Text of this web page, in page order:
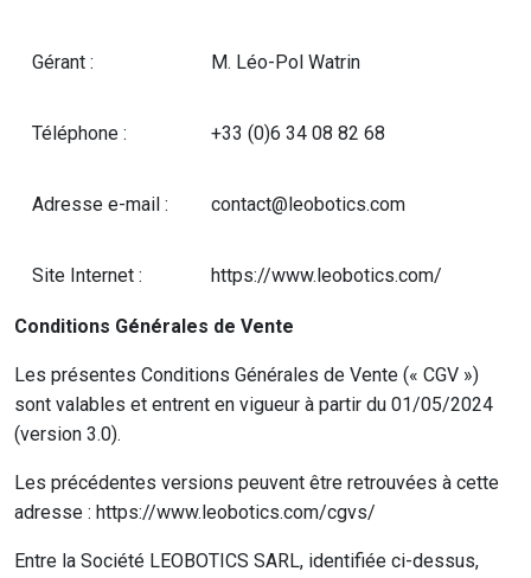
Gérant : M. Léo-Pol Watrin
Téléphone : +33 (0)6 34 08 82 68
Adresse e-mail : contact@leobotics.com
Site Internet : https://www.leobotics.com/
Conditions Générales de Vente
Les présentes Conditions Générales de Vente (« CGV »)
sont valables et entrent en vigueur à partir du 01/05/2024
(version 3.0).
Les précédentes versions peuvent être retrouvées à cette
adresse : https://www.leobotics.com/cgvs/
Entre la Société LEOBOTICS SARL, identifiée ci-dessus,